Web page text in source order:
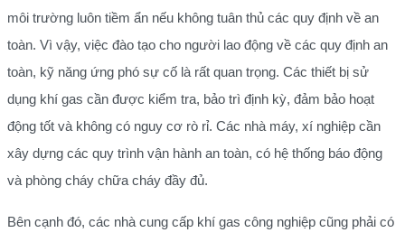
môi trường luôn tiềm ẩn nếu không tuân thủ các quy định về an
toàn. Vì vậy, việc đào tạo cho người lao động về các quy định an
toàn, kỹ năng ứng phó sự cố là rất quan trọng. Các thiết bị sử
dụng khí gas cần được kiểm tra, bảo trì định kỳ, đảm bảo hoạt
động tốt và không có nguy cơ rò rỉ. Các nhà máy, xí nghiệp cần
xây dựng các quy trình vận hành an toàn, có hệ thống báo động
và phòng cháy chữa cháy đầy đủ.
Bên cạnh đó, các nhà cung cấp khí gas công nghiệp cũng phải có